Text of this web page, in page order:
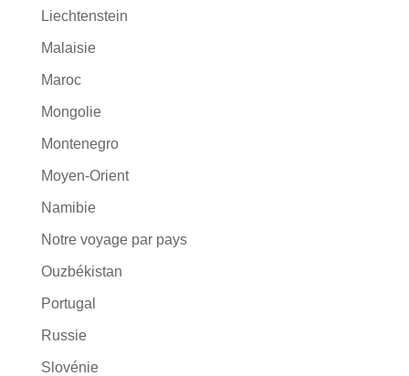
Liechtenstein
Malaisie
Maroc
Mongolie
Montenegro
Moyen-Orient
Namibie
Notre voyage par pays
Ouzbékistan
Portugal
Russie
Slovénie